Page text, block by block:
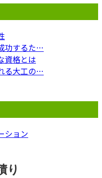
功するた…
資格とは
る大工の…
ション
り